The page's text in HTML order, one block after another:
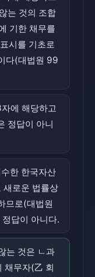
는 것의 조합
기한 채무를
시를 기초로
다(대법원 99
에 해당하고
정답이 아니
한 한국자산
새로운 법률상
므로(대법원
답이 아니다.
는 것은 ㄴ과
채무자(乙 회